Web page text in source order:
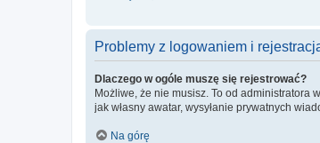
Problemy z logowaniem i
Dlaczego w ogóle muszę się rejestrować?
Możliwe, że nie musisz. To od administratora
jak własny awatar, wysyłanie prywatnych
Na górę